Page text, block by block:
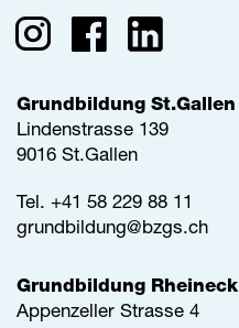
Grundbildung St.Gallen
Lindenstrasse 139
9016 St.Gallen
Tel. +41 58 229 88 11
grundbildung@bzgs.ch
Grundbildung Rheineck
Appenzeller Strasse 4